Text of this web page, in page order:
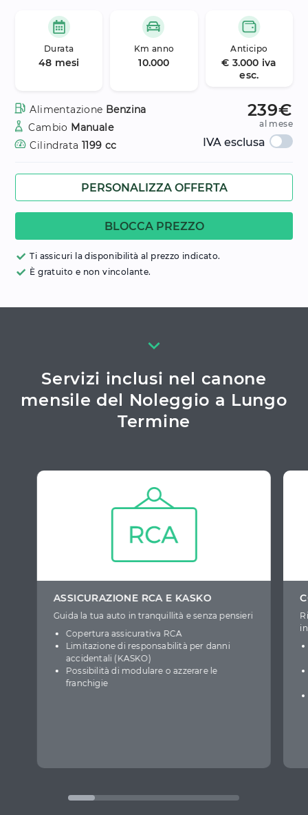
Durata
48 mesi
Km anno
10.000
Anticipo
€ 3.000 iva
esc.
Alimentazione Benzina
Cambio Manuale
Cilindrata 1199 cc
239€
al mese
IVA esclusa
PERSONALIZZA OFFERTA
BLOCCA PREZZO
Ti assicuri la disponibilità al prezzo indicato.
È gratuito e non vincolante.
Servizi inclusi nel canone
mensile del Noleggio a Lungo
Termine
ASSICURAZIONE RCA E KASKO
Guida la tua auto in tranquillità e senza pensieri
Copertura assicurativa RCA
Limitazione di responsabilità per danni
accidentali (KASKO)
Possibilità di modulare o azzerare le
franchigie